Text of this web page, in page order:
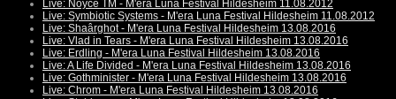
Live: Noyce TM - M'era Luna Festival Hildesheim 11.08.2012
Live: Symbiotic Systems - M'era Luna Festival Hildesheim 11.08.2012
Live: Shaârghot - M'era Luna Festival Hildesheim 13.08.2016
Live: Vlad in Tears - M'era Luna Festival Hildesheim 13.08.2016
Live: Erdling - M'era Luna Festival Hildesheim 13.08.2016
Live: A Life Divided - M'era Luna Festival Hildesheim 13.08.2016
Live: Gothminister - M'era Luna Festival Hildesheim 13.08.2016
Live: Chrom - M'era Luna Festival Hildesheim 13.08.2016